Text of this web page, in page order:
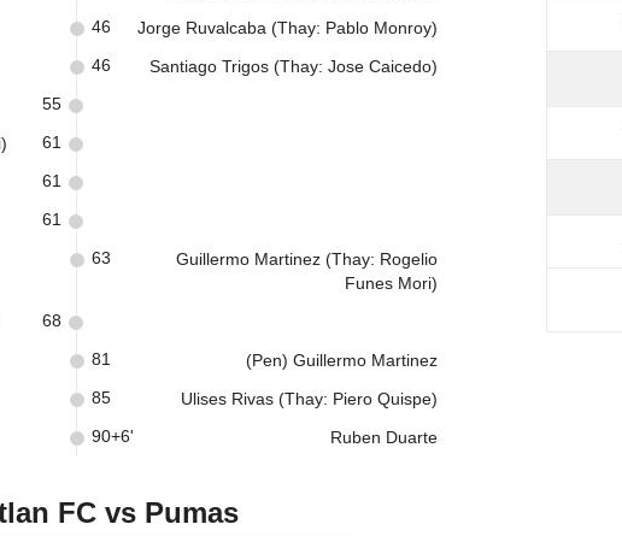
Jorge Ruvalcaba (Thay: Pablo Monroy)
46
Santiago Trigos (Thay: Jose Caicedo)
46
55
61
61
61
Guillermo Martinez (Thay: Rogelio
Funes Mori)
63
68
(Pen) Guillermo Martinez
81
Ulises Rivas (Thay: Piero Quispe)
85
Ruben Duarte
90+6'
FC vs Pumas